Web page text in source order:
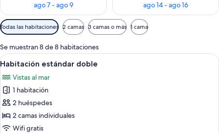
ago 7 - ago 9
ago 14 - ago 16
Filtros
disponibles
para
las
habitaciones
Todas las habitaciones 2 camas 3 camas o más 1 cama
Se muestran 8 de 8 habitaciones
Abrir
todas
las
fotos
de
Habitación
estándar
Una habitación de hotel moderna
5
Habitación estándar doble
Vistas al mar
1 habitación
2 huéspedes
2 camas individuales
Wifi gratis